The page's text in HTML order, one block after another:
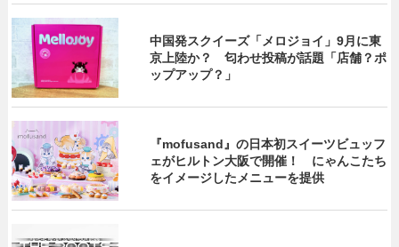
中国発スクイーズ「メロジョイ」9月に東
京上陸か？ 匂わせ投稿が話題「店舗？ポ
ップアップ？」
『mofusand』の日本初スイーツビュッフ
ェがヒルトン大阪で開催！ にゃんこたち
をイメージしたメニューを提供